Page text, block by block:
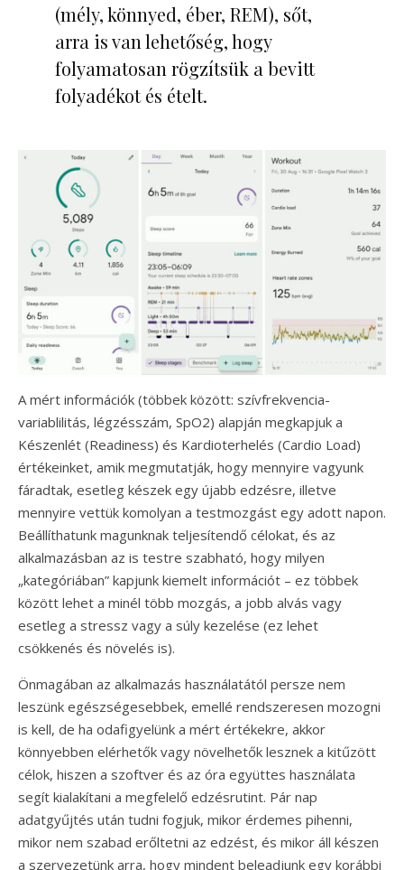
(mély, könnyed, éber, REM), sőt,
arra is van lehetőség, hogy
folyamatosan rögzítsük a bevitt
folyadékot és ételt.
A mért információk (többek között: szívfrekvencia-
variablilitás, légzésszám, SpO2) alapján megkapjuk a
Készenlét (Readiness) és Kardioterhelés (Cardio Load)
értékeinket, amik megmutatják, hogy mennyire vagyunk
fáradtak, esetleg készek egy újabb edzésre, illetve
mennyire vettük komolyan a testmozgást egy adott napon.
Beállíthatunk magunknak teljesítendő célokat, és az
alkalmazásban az is testre szabható, hogy milyen
„kategóriában” kapjunk kiemelt információt – ez többek
között lehet a minél több mozgás, a jobb alvás vagy
esetleg a stressz vagy a súly kezelése (ez lehet
csökkenés és növelés is).
Önmagában az alkalmazás használatától persze nem
leszünk egészségesebbek, emellé rendszeresen mozogni
is kell, de ha odafigyelünk a mért értékekre, akkor
könnyebben elérhetők vagy növelhetők lesznek a kitűzött
célok, hiszen a szoftver és az óra együttes használata
segít kialakítani a megfelelő edzésrutint. Pár nap
adatgyűjtés után tudni fogjuk, mikor érdemes pihenni,
mikor nem szabad erőltetni az edzést, és mikor áll készen
a szervezetünk arra, hogy mindent beleadjunk egy korábbi